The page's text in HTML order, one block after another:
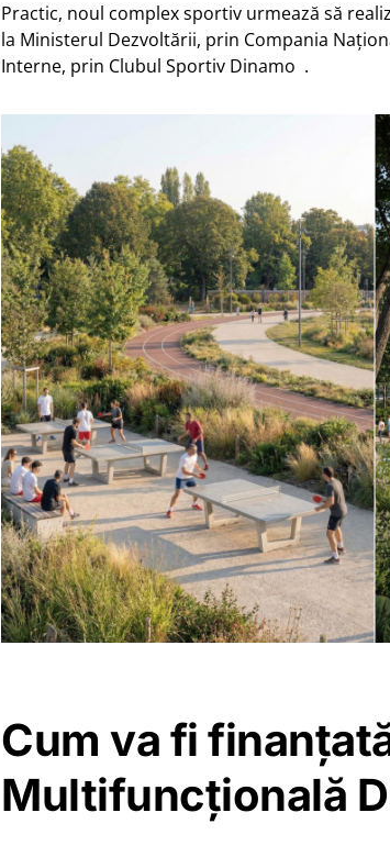
Practic, noul complex sportiv urmează să
la Ministerul Dezvoltării, prin Compania
Interne, prin Clubul Sportiv Dinamo .
Cum va fi
Multifuncțională